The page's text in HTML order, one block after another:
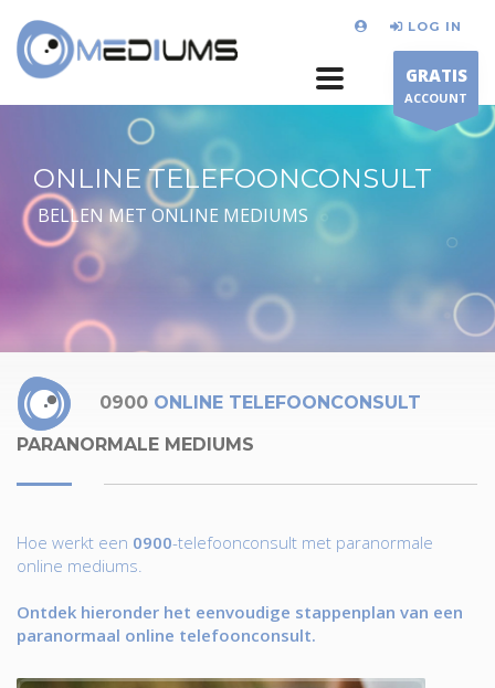
LOG IN
GRATIS
ACCOUNT
ONLINE TELEFOONCONSULT
BELLEN MET ONLINE MEDIUMS
0900 ONLINE TELEFOONCONSULT
PARANORMALE MEDIUMS
Hoe werkt een 0900-telefoonconsult met paranormale
online mediums.
Ontdek hieronder het eenvoudige stappenplan van een
paranormaal online telefoonconsult.